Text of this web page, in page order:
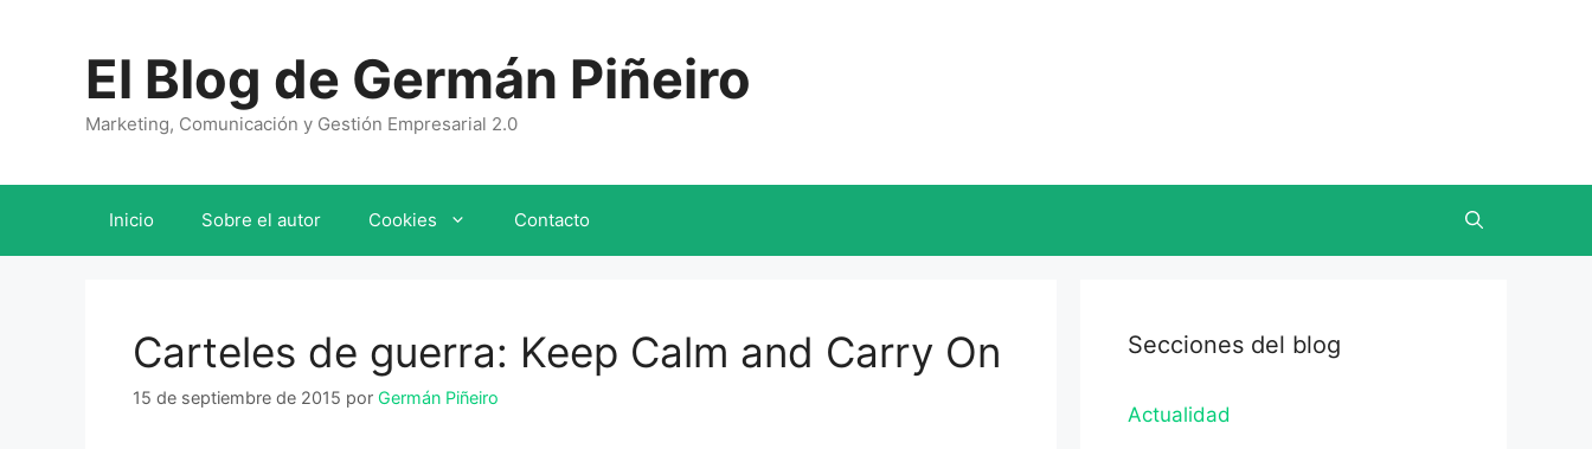
El Blog de Germán Piñeiro
Marketing, Comunicación y Gestión Empresarial 2.0
Inicio Sobre el autor Cookies Contacto
Carteles de guerra: Keep Calm and Carry On
15 de septiembre de 2015 por Germán Piñeiro
Secciones del blog
Actualidad